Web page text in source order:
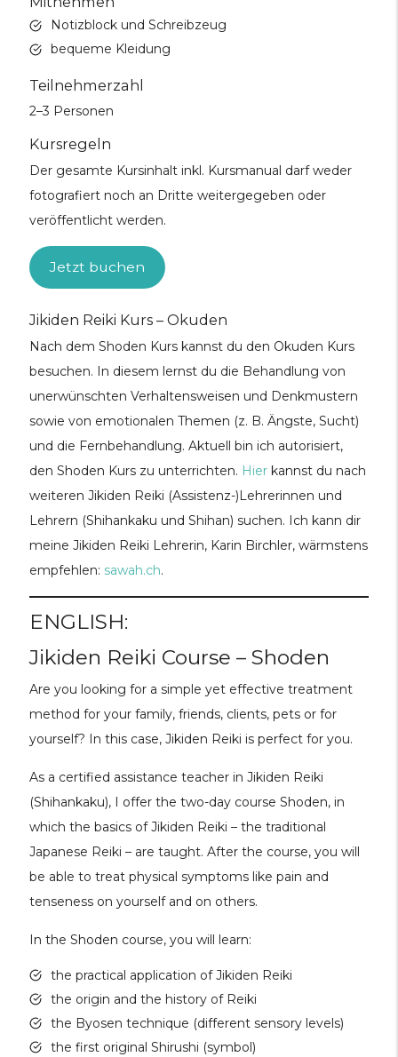
Notizblock und Schreibzeug
bequeme Kleidung
Teilnehmerzahl
2–3 Personen
Kursregeln
Der gesamte Kursinhalt inkl. Kursmanual darf weder
fotografiert noch an Dritte weitergegeben oder
veröffentlicht werden.
Jetzt buchen
Jikiden Reiki Kurs – Okuden
Nach dem Shoden Kurs kannst du den Okuden Kurs
besuchen. In diesem lernst du die Behandlung von
unerwünschten Verhaltensweisen und Denkmustern
sowie von emotionalen Themen (z. B. Ängste, Sucht)
und die Fernbehandlung. Aktuell bin ich autorisiert,
den Shoden Kurs zu unterrichten. Hierkannst du nach
weiteren Jikiden Reiki (Assistenz-)Lehrerinnen und
Lehrern (Shihankaku und Shihan) suchen. Ich kann dir
meine Jikiden Reiki Lehrerin, Karin Birchler, wärmstens
empfehlen: sawah.ch.
ENGLISH:
Jikiden Reiki Course – Shoden
Are you looking for a simple yet effective treatment
method for your family, friends, clients, pets or for
yourself? In this case, Jikiden Reiki is perfect for you.
As a certified assistance teacher in Jikiden Reiki
(Shihankaku), I offer the two-day course Shoden, in
which the basics of Jikiden Reiki – the traditional
Japanese Reiki – are taught. After the course, you will
be able to treat physical symptoms like pain and
tenseness on yourself and on others.
In the Shoden course, you will learn:
the practical application of Jikiden Reiki
the origin and the history of Reiki
the Byosen technique (different sensory levels)
the first original Shirushi (symbol)